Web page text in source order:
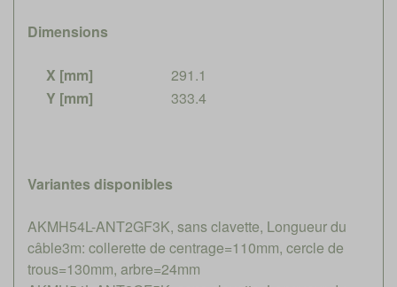
Dimensions
X [mm]
291.1
Y [mm]
333.4
Variantes disponibles
AKMH54L-ANT2GF3K, sans clavette, Longueur du
câble3m: collerette de centrage=110mm, cercle de
trous=130mm, arbre=24mm